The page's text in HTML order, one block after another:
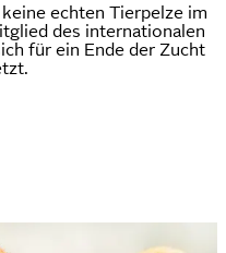
echten Tierpelze im
des internationalen
für ein Ende der Zucht